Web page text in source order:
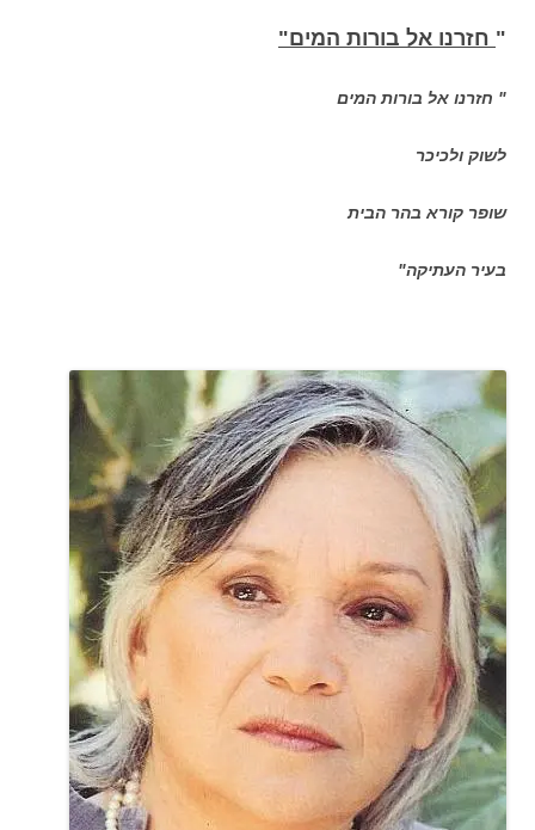
" חזרנו אל בורות המים"
" חזרנו אל בורות המים
לשוק ולכיכר
שופר קורא בהר הבית
בעיר העתיקה"